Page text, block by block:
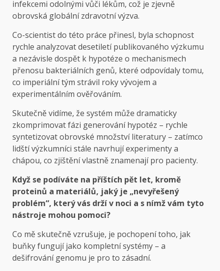
infekcemi odolnými vůči lékům, což je zjevně
obrovská globální zdravotní výzva.
Co-scientist do této práce přinesl, byla schopnost
rychle analyzovat desetiletí publikovaného výzkumu
a nezávisle dospět k hypotéze o mechanismech
přenosu bakteriálních genů, které odpovídaly tomu,
co imperiální tým strávil roky vývojem a
experimentálním ověřováním.
Skutečně vidíme, že systém může dramaticky
zkomprimovat fázi generování hypotéz – rychle
syntetizovat obrovské množství literatury – zatímco
lidští výzkumníci stále navrhují experimenty a
chápou, co zjištění vlastně znamenají pro pacienty.
Když se podíváte na příštích pět let, kromě
proteinů a materiálů, jaký je „nevyřešený
problém“, který vás drží v noci a s nímž vám tyto
nástroje mohou pomoci?
Co mě skutečně vzrušuje, je pochopení toho, jak
buňky fungují jako kompletní systémy – a
dešifrování genomu je pro to zásadní.